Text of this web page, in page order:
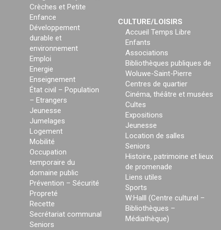
Crèches et Petite
Enfance
Développement
durable et
environnement
Emploi
Energie
Enseignement
État civil – Population
– Etrangers
Jeunesse
Jumelages
Logement
Mobilité
Occupation
temporaire du
domaine public
Prévention – Sécurité
Propreté
Recette
Secrétariat communal
Seniors
CULTURE/LOISIRS
Accueil Temps Libre
Enfants
Associations
Bibliothèques publiques de
Woluwe-Saint-Pierre
Centres de quartier
Cinéma, théâtre et musées
Cultes
Expositions
Jeunesse
Location de salles
Seniors
Histoire, patrimoine et lieux
de promenade
Liens utiles
Sports
W:Halll (Centre culturel –
Bibliothèques –
Médiathèque)